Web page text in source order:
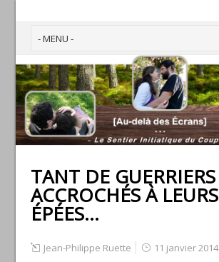
TANT DE GUERRIERS
ACCROCHÉS À LEURS
ÉPÉES…
Jean-Philippe Ruette 11 janvier 2014